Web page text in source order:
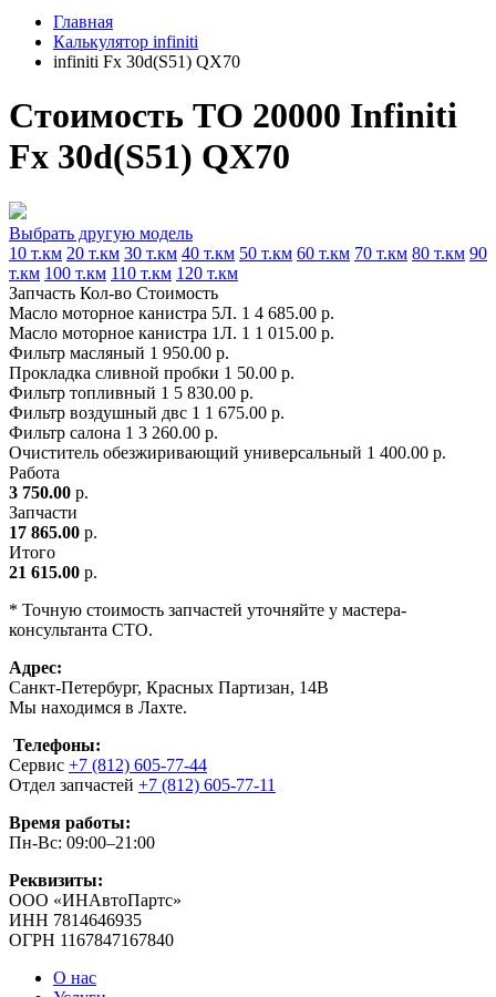
Главная
Калькулятор infiniti
infiniti Fx 30d(S51) QX70
Стоимость ТО 20000 Infiniti
Fx 30d(S51) QX70
Выбрать другую модель
10 т.км 20 т.км 30 т.км 40 т.км 50 т.км 60 т.км 70 т.км 80 т.км 90
т.км 100 т.км 110 т.км 120 т.км
Запчасть Кол-во Стоимость
Масло моторное канистра 5Л. 1 4 685.00 р.
Масло моторное канистра 1Л. 1 1 015.00 р.
Фильтр масляный 1 950.00 р.
Прокладка сливной пробки 1 50.00 р.
Фильтр топливный 1 5 830.00 р.
Фильтр воздушный двс 1 1 675.00 р.
Фильтр салона 1 3 260.00 р.
Очиститель обезжиривающий универсальный 1 400.00 р.
Работа
3 750.00 р.
Запчасти
17 865.00 р.
Итого
21 615.00 р.
* Точную стоимость запчастей уточняйте у мастера-
консультанта СТО.
Адрес:
Санкт-Петербург, Красных Партизан, 14В
Мы находимся в Лахте.
Телефоны:
Сервис +7 (812) 605-77-44
Отдел запчастей +7 (812) 605-77-11
Время работы:
Пн-Вс: 09:00–21:00
Реквизиты:
ООО «ИНАвтоПартс»
ИНН 7814646935
ОГРН 1167847167840
О нас